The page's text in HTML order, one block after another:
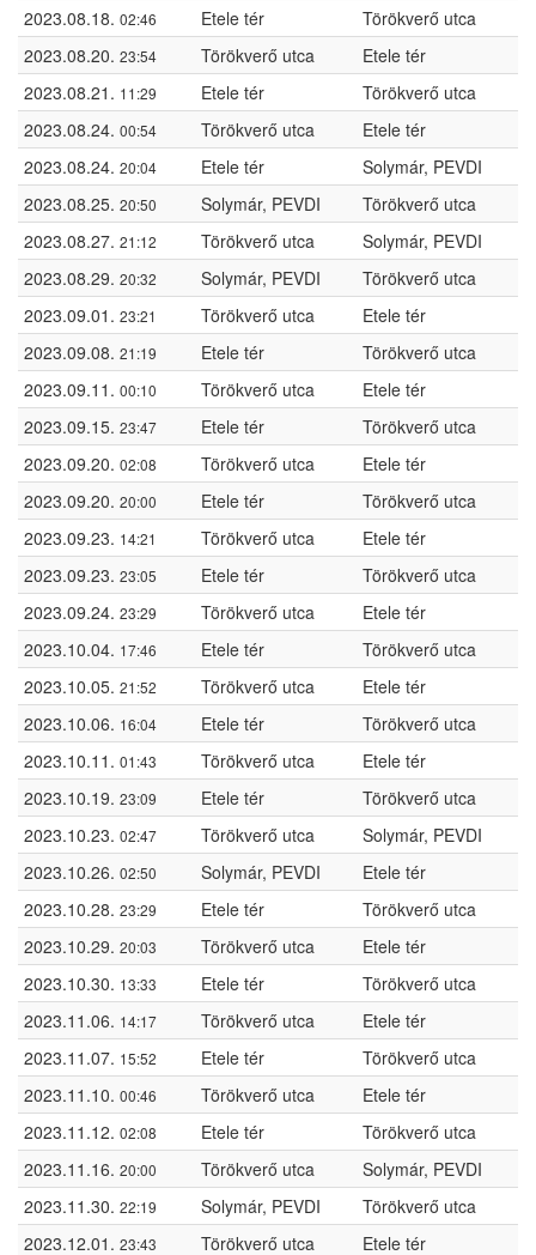
2023.08.18. 02:46 Etele tér
Törökverő utca
2023.08.20. 23:54 Törökverő utca
Etele tér
2023.08.21. 11:29 Etele tér
Törökverő utca
2023.08.24. 00:54 Törökverő utca
Etele tér
2023.08.24. 20:04 Etele tér
Solymár, PEVDI
2023.08.25. 20:50 Solymár, PEVDI
Törökverő utca
2023.08.27. 21:12 Törökverő utca
Solymár, PEVDI
2023.08.29. 20:32 Solymár, PEVDI
Törökverő utca
2023.09.01. 23:21 Törökverő utca
Etele tér
2023.09.08. 21:19 Etele tér
Törökverő utca
2023.09.11. 00:10 Törökverő utca
Etele tér
2023.09.15. 23:47 Etele tér
Törökverő utca
2023.09.20. 02:08 Törökverő utca
Etele tér
2023.09.20. 20:00 Etele tér
Törökverő utca
2023.09.23. 14:21 Törökverő utca
Etele tér
2023.09.23. 23:05 Etele tér
Törökverő utca
2023.09.24. 23:29 Törökverő utca
Etele tér
2023.10.04. 17:46 Etele tér
Törökverő utca
2023.10.05. 21:52 Törökverő utca
Etele tér
2023.10.06. 16:04 Etele tér
Törökverő utca
2023.10.11. 01:43 Törökverő utca
Etele tér
2023.10.19. 23:09 Etele tér
Törökverő utca
2023.10.23. 02:47 Törökverő utca
Solymár, PEVDI
2023.10.26. 02:50 Solymár, PEVDI
Etele tér
2023.10.28. 23:29 Etele tér
Törökverő utca
2023.10.29. 20:03 Törökverő utca
Etele tér
2023.10.30. 13:33 Etele tér
Törökverő utca
2023.11.06. 14:17 Törökverő utca
Etele tér
2023.11.07. 15:52 Etele tér
Törökverő utca
2023.11.10. 00:46 Törökverő utca
Etele tér
2023.11.12. 02:08 Etele tér
Törökverő utca
2023.11.16. 20:00 Törökverő utca
Solymár, PEVDI
2023.11.30. 22:19 Solymár, PEVDI
Törökverő utca
2023.12.01. 23:43 Törökverő utca Etele tér